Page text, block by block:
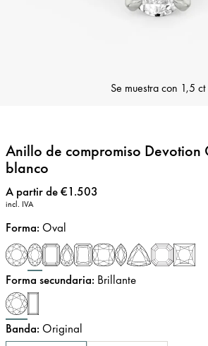
Se muestra con 1,5 ct
Anillo de compromiso Devotion
blanco
Precio:
A partir de €1.503
incl. IVA
Forma: Oval
Forma secundaria: Brillante
Banda: Original